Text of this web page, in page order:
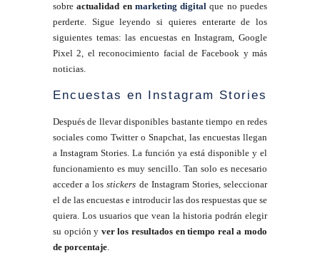
sobreactualidad en marketing digital que no puedes
perderte. Sigue leyendo si quieres enterarte de los
siguientes temas: las encuestas en Instagram, Google
Pixel 2, el reconocimiento facial de Facebook y más
noticias.
Encuestas en Instagram Stories
Después de llevar disponibles bastante tiempo en redes
sociales como Twitter o Snapchat, las encuestas llegan
a Instagram Stories. La función ya está disponible y el
funcionamiento es muy sencillo. Tan solo es necesario
acceder a losstickers de Instagram Stories, seleccionar
el de las encuestas e introducir las dos respuestas que se
quiera. Los usuarios que vean la historia podrán elegir
su opción y ver los resultados en tiempo real a modo
de porcentaje